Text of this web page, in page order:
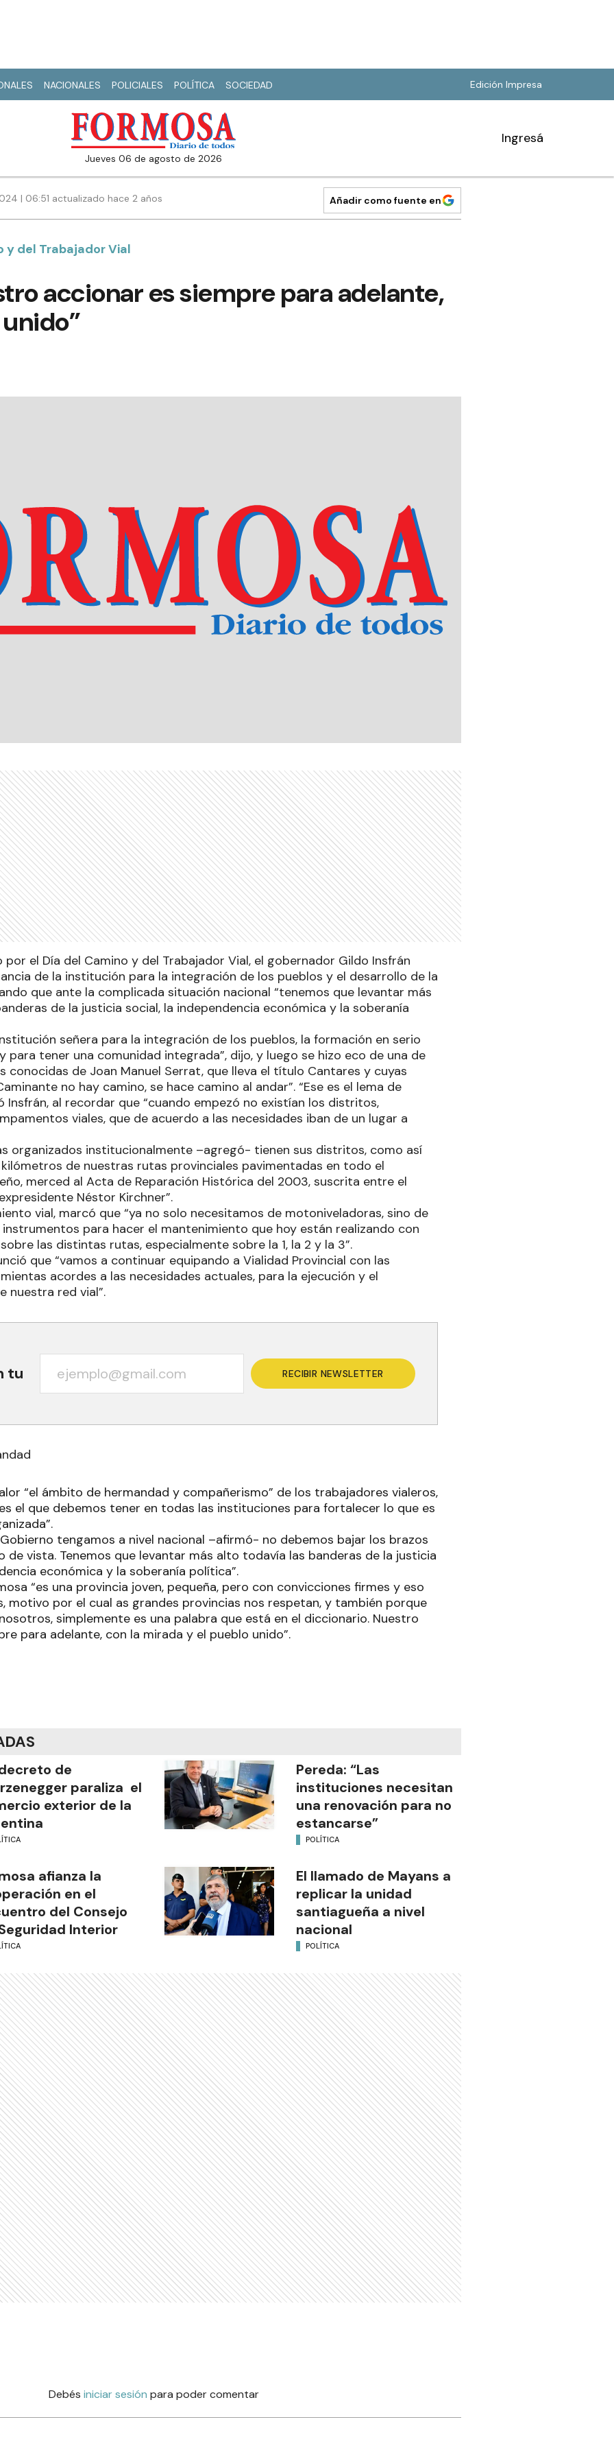
NACIONALES POLICIALES POLÍTICA SOCIEDAD Edición Impresa
jueves 06 de agosto de 2026
Ingresá
| 06:51 actualizado hace 2 años Añadir como fuente en
y del Trabajador Vial
accionar es siempre para adelante,
el Día del Camino y del Trabajador Vial, el gobernador Gildo Insfrán
de la institución para la integración de los pueblos y el desarrollo de la
que ante la complicada situación nacional “tenemos que levantar más
de la justicia social, la independencia económica y la soberanía
señera para la integración de los pueblos, la formación en serio
para tener una comunidad integrada”, dijo, y luego se hizo eco de una de
conocidas de Joan Manuel Serrat, que lleva el título Cantares y cuyas
no hay camino, se hace camino al andar”. “Ese es el lema de
Insfrán, al recordar que “cuando empezó no existían los distritos,
viales, que de acuerdo a las necesidades iban de un lugar a
organizados institucionalmente –agregó- tienen sus distritos, como así
de nuestras rutas provinciales pavimentadas en todo el
merced al Acta de Reparación Histórica del 2003, suscrita entre el
Néstor Kirchner”.
vial, marcó que “ya no solo necesitamos de motoniveladoras, sino de
para hacer el mantenimiento que hoy están realizando con
las distintas rutas, especialmente sobre la 1, la 2 y la 3”.
que “vamos a continuar equipando a Vialidad Provincial con las
acordes a las necesidades actuales, para la ejecución y el
nuestra red vial”.
tu RECIBIR NEWSLETTER
“el ámbito de hermandad y compañerismo” de los trabajadores vialeros,
el que debemos tener en todas las instituciones para fortalecer lo que es
tengamos a nivel nacional –afirmó- no debemos bajar los brazos
de vista. Tenemos que levantar más alto todavía las banderas de la justicia
económica y la soberanía política”.
“es una provincia joven, pequeña, pero con convicciones firmes y eso
motivo por el cual as grandes provincias nos respetan, y también porque
simplemente es una palabra que está en el diccionario. Nuestro
para adelante, con la mirada y el pueblo unido”.
de
paraliza el
exterior de la
Pereda: “Las
instituciones necesitan
una renovación para no
estancarse”
POLÍTICA
afianza la
en el
del Consejo
Interior
El llamado de Mayans a
replicar la unidad
santiagueña a nivel
nacional
POLÍTICA
Debés iniciar sesión para poder comentar